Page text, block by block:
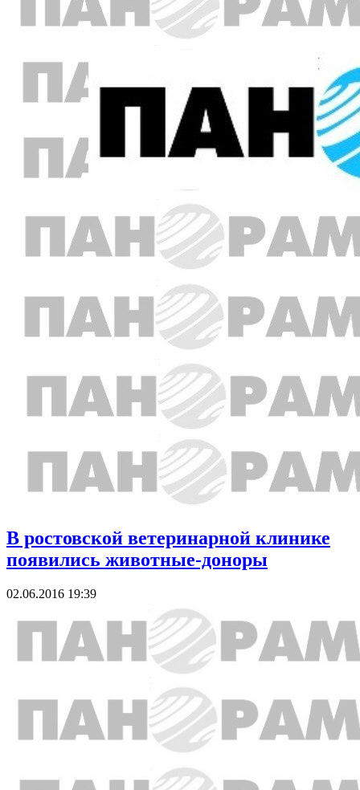
В ростовской ветеринарной клинике
появились животные-доноры
02.06.2016 19:39